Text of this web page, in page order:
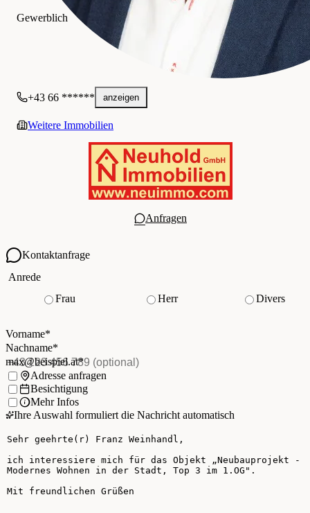
NEUHOLD IMMOBILIEN GmbH
Gewerblich
+43 66 ****** anzeigen
Weitere Immobilien
Anfragen
Kontaktanfrage
Ihre Kontaktdaten
Anrede
Frau
Herr
Divers
Vorname*
Nachname
Nachname*
E-Mail*(Pflichtfeld)
max@beispiel.at*
Telefon(optional)
Ich möchte:Adresse anfragen
Besichtigung
Mehr Infos
Ihre Auswahl formuliert die Nachricht automatisch
Ihre Nachricht